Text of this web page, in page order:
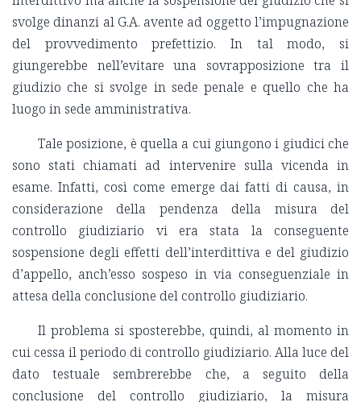
svolge dinanzi al G.A. avente ad oggetto l’impugnazione
del provvedimento prefettizio. In tal modo, si
giungerebbe nell’evitare una sovrapposizione tra il
giudizio che si svolge in sede penale e quello che ha
luogo in sede amministrativa.
Tale posizione, è quella a cui giungono i giudici che
sono stati chiamati ad intervenire sulla vicenda in
esame. Infatti, così come emerge dai fatti di causa, in
considerazione della pendenza della misura del
controllo giudiziario vi era stata la conseguente
sospensione degli effetti dell’interdittiva e del giudizio
d’appello, anch’esso sospeso in via conseguenziale in
attesa della conclusione del controllo giudiziario.
Il problema si sposterebbe, quindi, al momento in
cui cessa il periodo di controllo giudiziario. Alla luce del
dato testuale sembrerebbe che, a seguito della
conclusione del controllo giudiziario, la misura